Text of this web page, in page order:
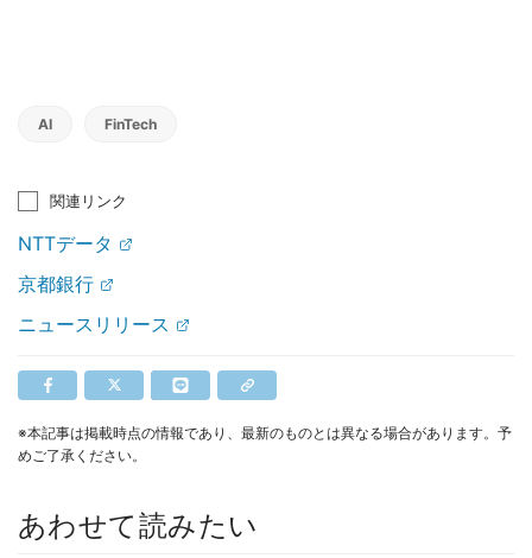
AI FinTech
関連リンク
NTTデータ
京都銀行
ニュースリリース
※本記事は掲載時点の情報であり、最新のものとは異なる場合があります。予
めご了承ください。
あわせて読みたい